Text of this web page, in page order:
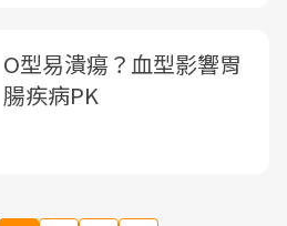
O型易潰瘍？血型影響胃
腸疾病PK